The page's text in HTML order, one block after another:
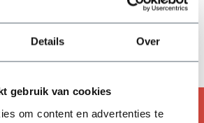
Details Over
gebruik van cookies
om content en advertenties te